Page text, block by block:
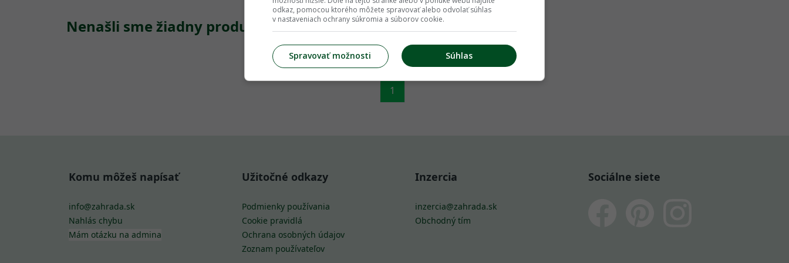
Nenašli sme žiadny produkt
1
Komu môžeš napísať
info@zahrada.sk
Nahlás chybu
Mám otázku na admina
Užitočné odkazy
Podmienky používania
Cookie pravidlá
Ochrana osobných údajov
Zoznam používateľov
Inzercia
inzercia@zahrada.sk
Obchodný tím
Sociálne siete
odkaz, pomocou ktorého môžete spravovať alebo odvolať súhlas
v nastaveniach ochrany súkromia a súborov cookie.
Súhlas
Spravovať možnosti